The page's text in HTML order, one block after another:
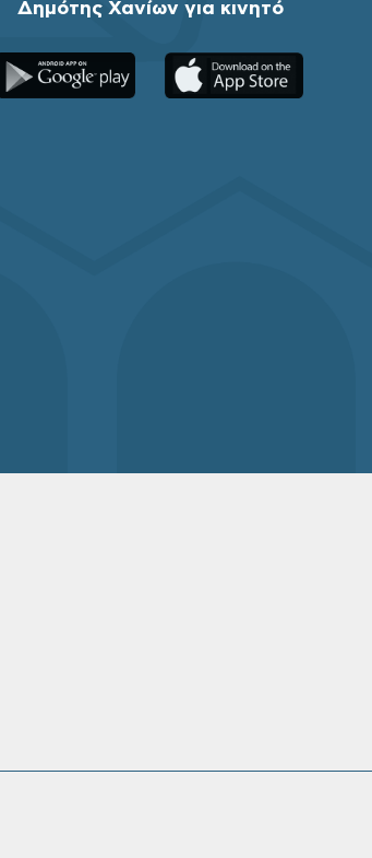
Δημότης Χανίων για κινητό